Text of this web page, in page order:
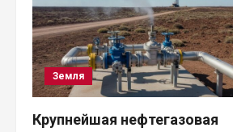
Земля
Крупнейшая нефтегазовая